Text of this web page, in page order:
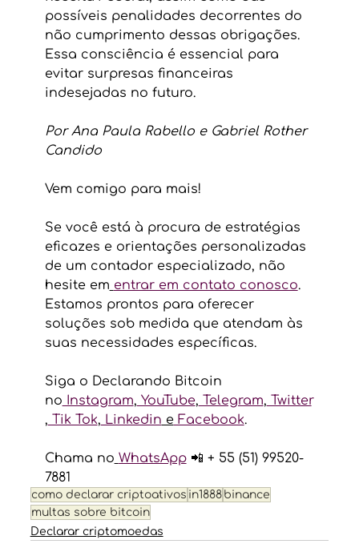
possíveis penalidades decorrentes do
não cumprimento dessas obrigações.
Essa consciência é essencial para
evitar surpresas financeiras
indesejadas no futuro.
Por Ana Paula Rabello e Gabriel Rother
Candido
Vem comigo para mais!
Se você está à procura de estratégias
eficazes e orientações personalizadas
de um contador especializado, não
hesite em entrar em contato conosco.
Estamos prontos para oferecer
soluções sob medida que atendam às
suas necessidades específicas.
Siga o Declarando Bitcoin
no Instagram, YouTube, Telegram, Twitter
, Tik Tok, Linkedin e Facebook.
Chama no WhatsApp 📲 + 55 (51) 99520-
7881
como declarar criptoativos in1888 binance
multas sobre bitcoin
Declarar criptomoedas